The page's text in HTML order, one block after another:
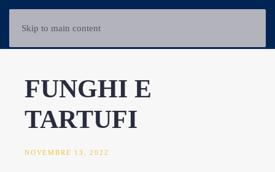
Skip to main content
FUNGHI E
TARTUFI
NOVEMBRE 13, 2022